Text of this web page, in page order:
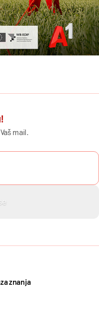
mail.
znanja